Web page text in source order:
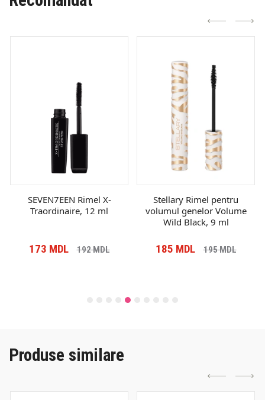
SEVEN7EEN Rimel X-
Traordinaire, 12 ml
173 MDL 192MDL
Stellary Rimel pentru
volumul genelor Volume
Wild Black, 9 ml
185 MDL 195MDL
Produse similare